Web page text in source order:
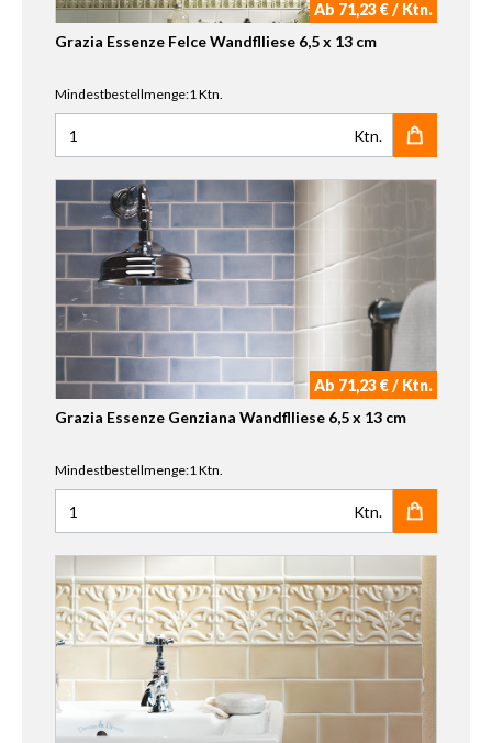
Ab 71,23 € / Ktn.
Grazia Essenze Felce Wandflliese 6,5 x 13 cm
Mindestbestellmenge:1 Ktn.
Anzahl für Grazia Essenze Felce Wandflliese 6,5 x 13 cm
Ktn.
Ab 71,23 € / Ktn.
Grazia Essenze Genziana Wandflliese 6,5 x 13 cm
Mindestbestellmenge:1 Ktn.
Anzahl für Grazia Essenze Genziana Wandflliese 6,5 x 13
Ktn.